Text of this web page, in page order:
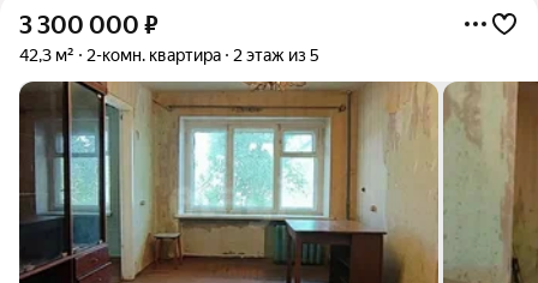
3 300 000 ₽
42,3 м² 2-комн. квартира 2 этаж из 5